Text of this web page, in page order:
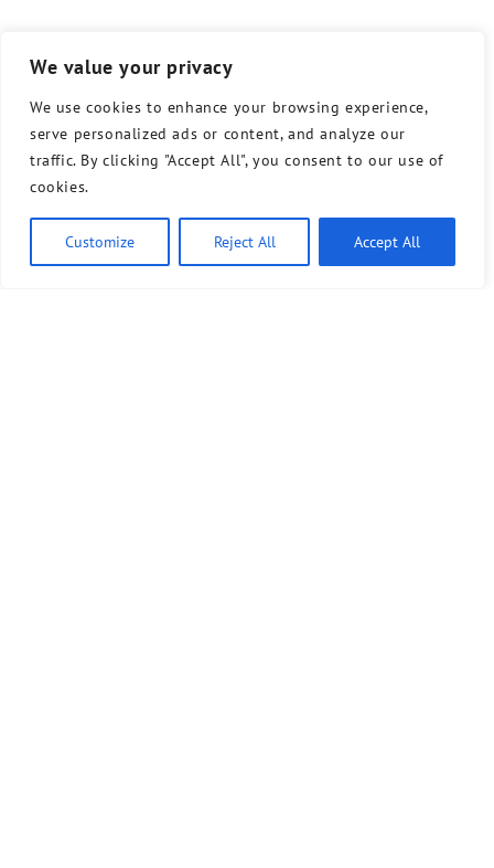
We value your privacy
We use cookies to enhance your browsing experience,
serve personalized ads or content, and analyze our
traffic. By clicking "Accept All", you consent to our use of
cookies.
Customize Reject All Accept All